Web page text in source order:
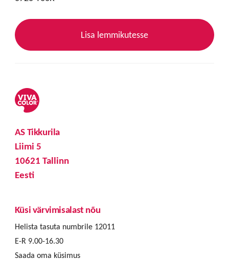
Lisa lemmikutesse
AS Tikkurila
Liimi 5
10621 Tallinn
Eesti
Küsi värvimisalast nõu
Helista tasuta numbrile 12011
E-R 9.00-16.30
Saada oma küsimus